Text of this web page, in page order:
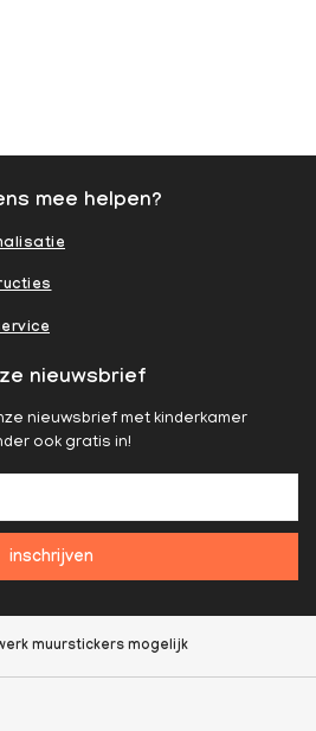
mee helpen?
nieuwsbrief
nieuwsbrief met kinderkamer
ook gratis in!
inschrijven
muurstickers mogelijk